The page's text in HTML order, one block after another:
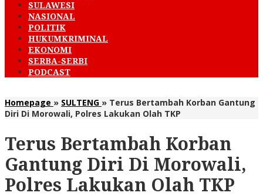
SULAWESI
NASIONAL
POLITIK
HUKUMKRIMINAL
EKONOMI
SERBA-SERBI
PODCAST
Homepage » SULTENG » Terus Bertambah Korban Gantung
Diri Di Morowali, Polres Lakukan Olah TKP
Terus Bertambah Korban
Gantung Diri Di Morowali,
Polres Lakukan Olah TKP